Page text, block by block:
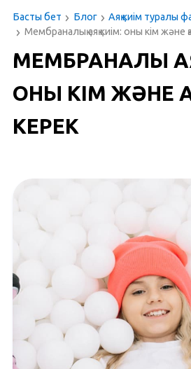
Басты бет Блог
Аяқ киім туралы
Мембраналық аяқ киім: оны кім және
МЕМБРАНАЛЫҚ
ОНЫ КІМ ЖӘНЕ
КЕРЕК